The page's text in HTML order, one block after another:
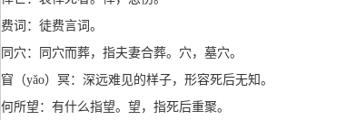
费词：徒费言词。
同穴：同穴而葬，指夫妻合葬。穴，墓穴。
窅（yǎo）冥：深远难见的样子，形容死后无知。
何所望：有什么指望。望，指死后重聚。